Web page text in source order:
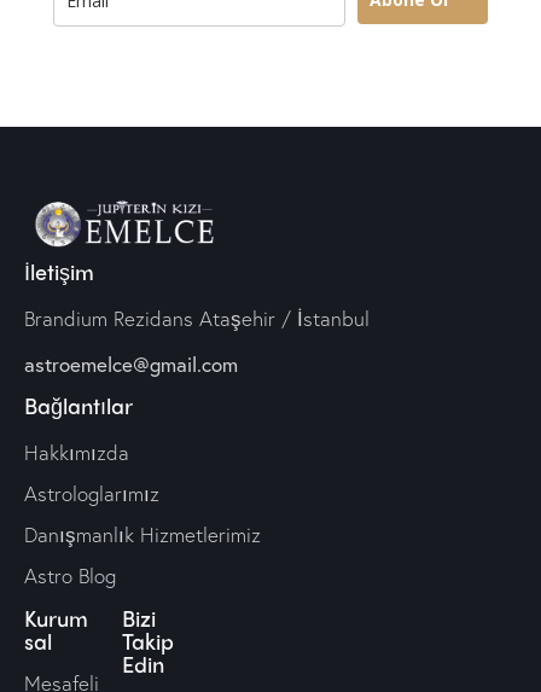
İletişim
Brandium Rezidans Ataşehir / İstanbul
astroemelce@gmail.com
Bağlantılar
Hakkımızda
Astrologlarımız
Danışmanlık Hizmetlerimiz
Astro Blog
Kurum
sal
Mesafeli
Bizi
Takip
Edin